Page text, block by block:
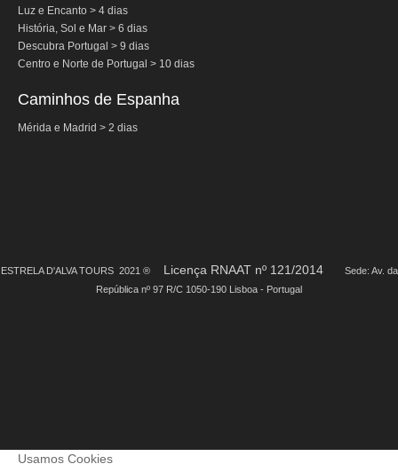
Luz e Encanto > 4 dias
História, Sol e Mar > 6 dias
Descubra Portugal > 9 dias
Centro e Norte de Portugal > 10 dias
Caminhos de Espanha
Mérida e Madrid > 2 dias
ESTRELA D'ALVA TOURS 2021 ® Licença RNAAT nº 121/2014
Sede: Av. da
República nº 97 R/C 1050-190 Lisboa - Portugal
Usamos Cookies